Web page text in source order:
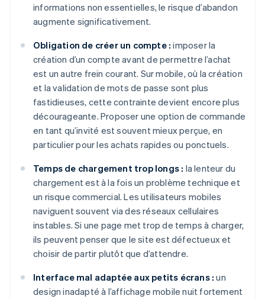
informations non essentielles, le risque d’abandon
augmente significativement.
Obligation de créer un compte : imposer la
création d’un compte avant de permettre l’achat
est un autre frein courant. Sur mobile, où la création
et la validation de mots de passe sont plus
fastidieuses, cette contrainte devient encore plus
décourageante. Proposer une option de commande
en tant qu’invité est souvent mieux perçue, en
particulier pour les achats rapides ou ponctuels.
Temps de chargement trop longs : la lenteur du
chargement est à la fois un problème technique et
un risque commercial. Les utilisateurs mobiles
naviguent souvent via des réseaux cellulaires
instables. Si une page met trop de temps à charger,
ils peuvent penser que le site est défectueux et
choisir de partir plutôt que d’attendre.
Interface mal adaptée aux petits écrans : un
design inadapté à l’affichage mobile nuit fortement